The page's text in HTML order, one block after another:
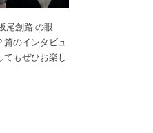
尾創路 の眼
篇のインタビュ
てもぜひお楽し